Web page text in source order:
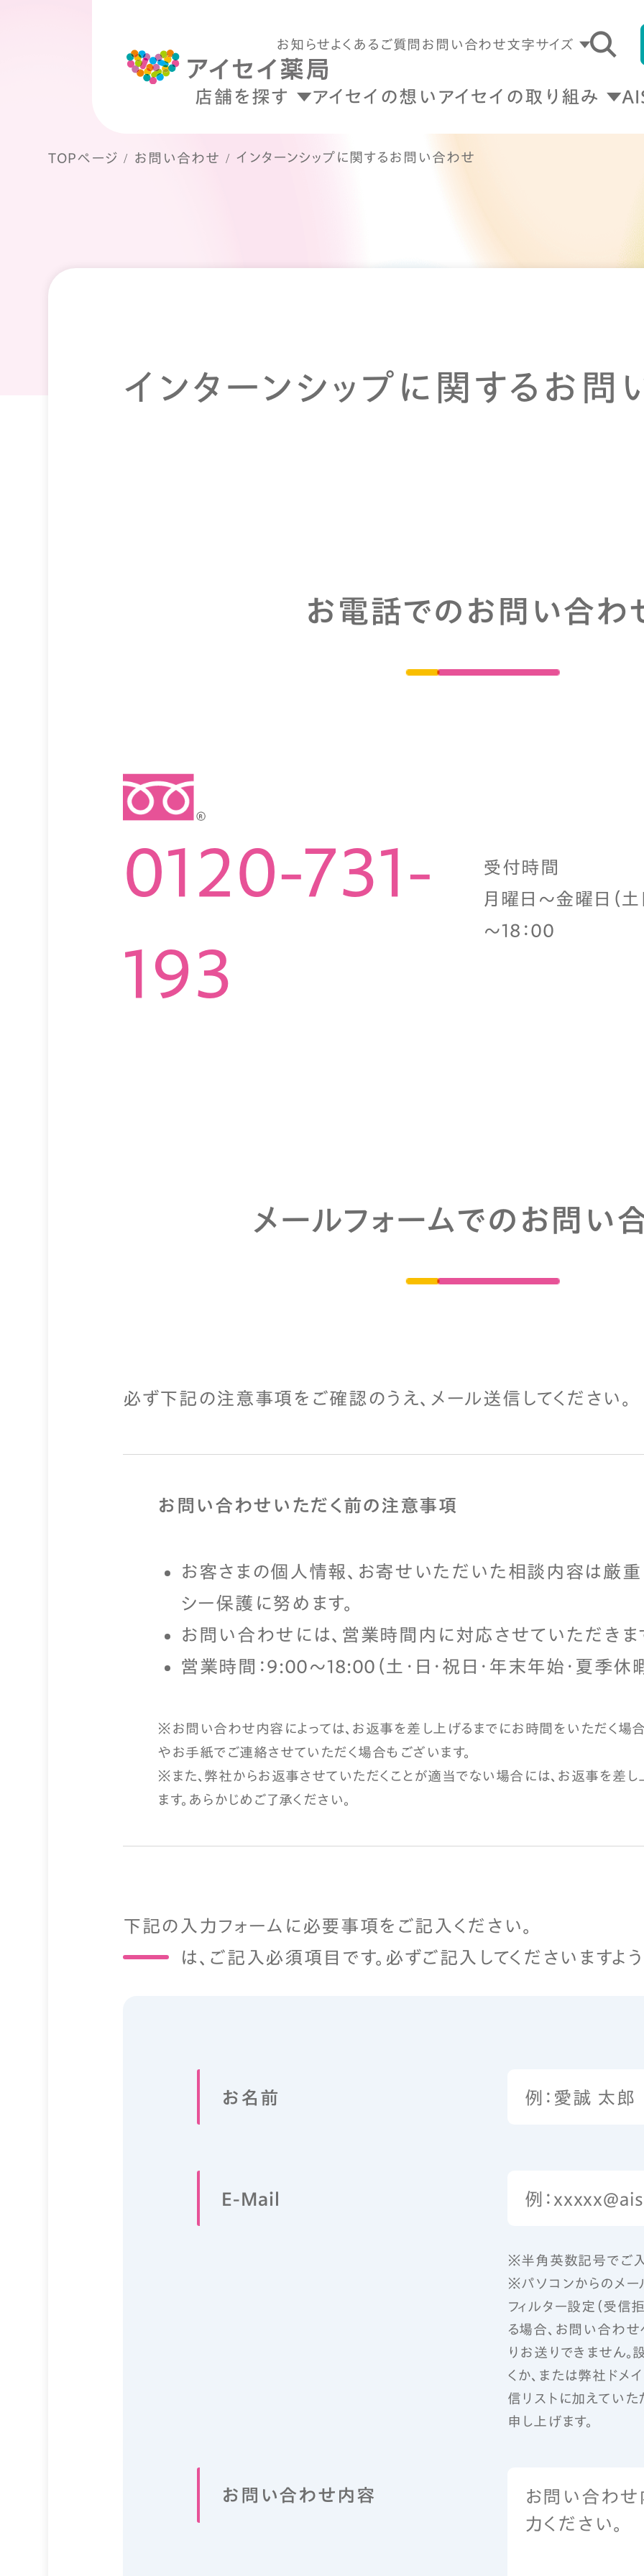
お知らせよくあるご質問 お問い合わせ文字サイズ
店舗を探す アイセイの想い アイセイの取り組み
TOPページ お問い合わせ インターンシップに関するお問い合わせ
インターンシップに 関するお問
お電話でのお問い合わ
0120-731-
193
受付時間
月曜日～金曜日（
～18：00
メールフォームでのお問い
必ず下記の注意事項をご確認のうえ、 メール送信してください。
お問い合わせいただく前の注意事項
お客さまの個人情報、お寄せいただいた相談内容は厳重
シー保護に努めます。
お問い合わせには、営業時間内に対応させていただきま
営業時間：9:00〜18:00（土・日・祝日・年末年始・夏季休
※お問い合わせ内容によっては、お返事を差し上げるまでにお時間をいただく場合
やお手紙でご連絡させていただく場合もございます。
※また、弊社からお返事させていただくことが適当でない場合には、お返事を差
ます。あらかじめご了承ください。
下記の入力フォームに必要事項をご記入ください。
は、ご記入必須項目です。 必ずご記入してくださいますよ
お名前
E-Mail
※半角英数記号でご入
※パソコンからのメー
フィルター設定（受信
る場合、お問い合わ
りお送りできません
くか、または弊社ドメ
信リストに加えていた
申し上げます。
お問い合わせ内容